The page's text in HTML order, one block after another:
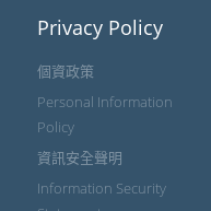
Privacy Policy
個資政策
Personal Information
Policy
資訊安全聲明
Information Security